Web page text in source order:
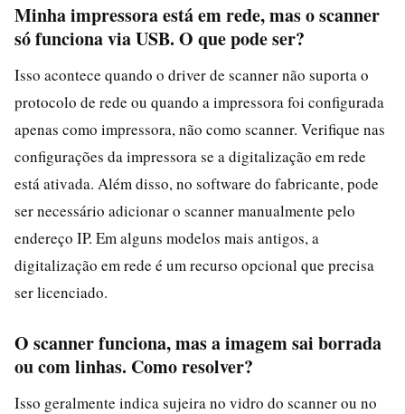
Minha impressora está em rede, mas o scanner
só funciona via USB. O que pode ser?
Isso acontece quando o driver de scanner não suporta o
protocolo de rede ou quando a impressora foi configurada
apenas como impressora, não como scanner. Verifique nas
configurações da impressora se a digitalização em rede
está ativada. Além disso, no software do fabricante, pode
ser necessário adicionar o scanner manualmente pelo
endereço IP. Em alguns modelos mais antigos, a
digitalização em rede é um recurso opcional que precisa
ser licenciado.
O scanner funciona, mas a imagem sai borrada
ou com linhas. Como resolver?
Isso geralmente indica sujeira no vidro do scanner ou no